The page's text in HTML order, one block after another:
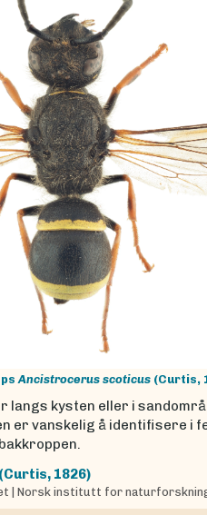
Ancistrocerus scoticus (Curtis,
langs kysten eller i
er vanskelig å identifisere i
(Curtis, 1826)
| Norsk institutt for